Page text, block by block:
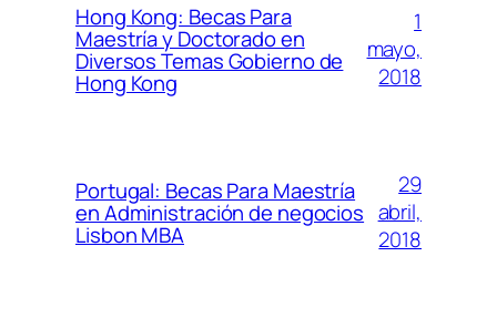
Hong Kong: Becas Para
Maestría y Doctorado en
Diversos Temas Gobierno de
Hong Kong
1
mayo,
2018
Portugal: Becas Para Maestría
en Administración de negocios
Lisbon MBA
29
abril,
2018